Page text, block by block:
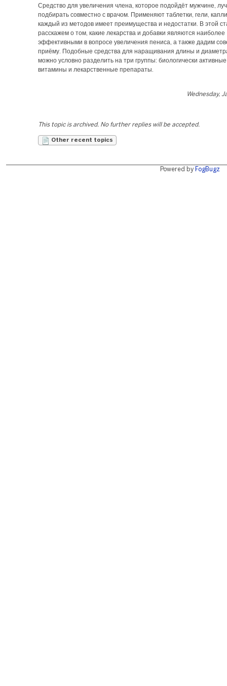
Средство для увеличения члена, которое подойдёт мужчине,
подбирать совместно с врачом. Применяют таблетки, гели,
каждый из методов имеет преимущества и недостатки. В этой
расскажем о том, какие лекарства и добавки являются наиболее
эффективными в вопросе увеличения пениса, а также дадим
приёму. Подобные средства для наращивания длины и
можно условно разделить на три группы: биологически
витамины и лекарственные препараты.
Wednesday,
This topic is archived. No further replies will be accepted.
Other recent topics
Powered by FogBugz